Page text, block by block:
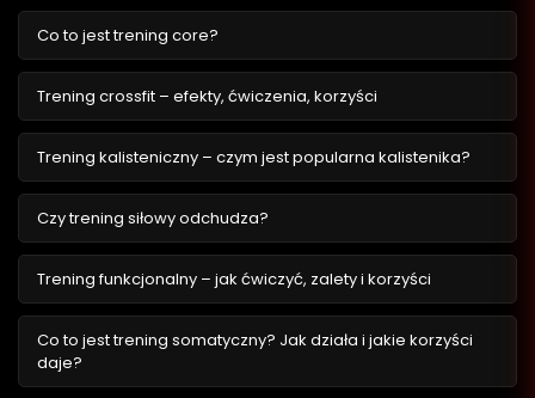
Co to jest trening core?
Trening crossfit – efekty, ćwiczenia, korzyści
Trening kalisteniczny – czym jest popularna kalistenika?
Czy trening siłowy odchudza?
Trening funkcjonalny – jak ćwiczyć, zalety i korzyści
Co to jest trening somatyczny? Jak działa i jakie korzyści
daje?